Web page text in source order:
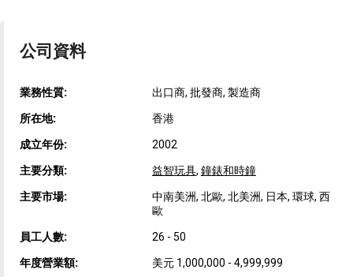
公司資料
業務性質: 出口商, 批發商, 製造商
所在地: 香港
成立年份: 2002
主要分類: 益智玩具, 鐘錶和時鐘
主要市場:
中南美洲, 北歐, 北美洲, 日本, 環球, 西
歐
員工人數: 26 - 50
年度營業額: 美元 1,000,000 - 4,999,999